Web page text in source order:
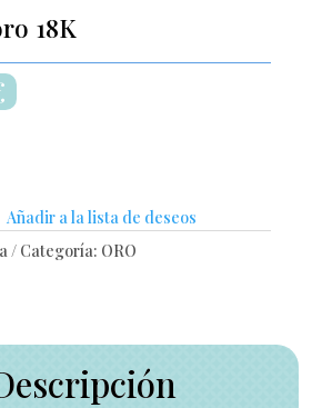
18K
Añadir a la lista de deseos
Categoría: ORO